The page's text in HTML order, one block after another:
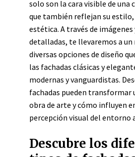
solo son la cara visible de una
que también reflejan su
estética. A través de imágenes
detalladas, te llevaremos a
diversas opciones de diseño
las fachadas clásicas y
modernas y vanguardistas.
fachadas pueden transformar
obra de arte y cómo influyen
percepción visual del entorno
Descubre los